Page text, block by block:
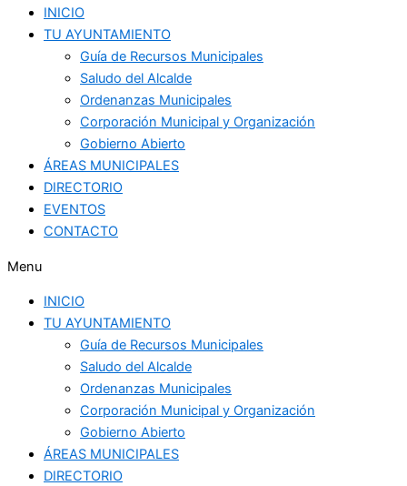
INICIO
TU AYUNTAMIENTO
Guía de Recursos Municipales
Saludo del Alcalde
Ordenanzas Municipales
Corporación Municipal y Organización
Gobierno Abierto
ÁREAS MUNICIPALES
DIRECTORIO
EVENTOS
CONTACTO
Menu
INICIO
TU AYUNTAMIENTO
Guía de Recursos Municipales
Saludo del Alcalde
Ordenanzas Municipales
Corporación Municipal y Organización
Gobierno Abierto
ÁREAS MUNICIPALES
DIRECTORIO